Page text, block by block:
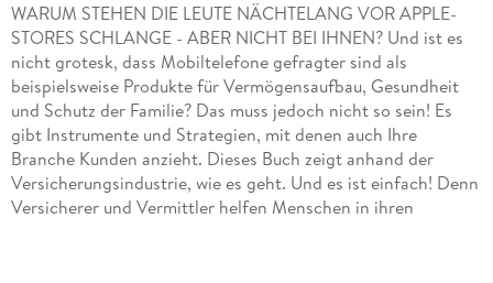
WARUM STEHEN DIE LEUTE NÄCHTELANG VOR APPLE-
STORES SCHLANGE - ABER NICHT BEI IHNEN? Und ist es
nicht grotesk, dass Mobiltelefone gefragter sind als
beispielsweise Produkte für Vermögensaufbau, Gesundheit
und Schutz der Familie? Das muss jedoch nicht so sein! Es
gibt Instrumente und Strategien, mit denen auch Ihre
Branche Kunden anzieht. Dieses Buch zeigt anhand der
Versicherungsindustrie, wie es geht. Und es ist einfach! Denn
Versicherer und Vermittler helfen Menschen in ihren